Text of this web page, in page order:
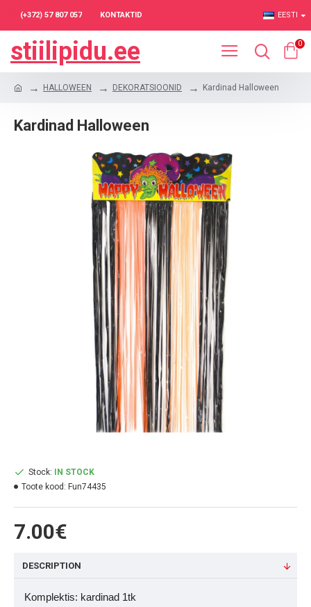
(+372) 57 807 057 KONTAKTID EESTI
stiilipidu.ee 0
HALLOWEEN DEKORATSIOONID Kardinad Halloween
Kardinad Halloween
7.00€
Stock:
IN STOCK
Toote kood: Fun74435
DESCRIPTION
Komplektis: kardinad 1tk